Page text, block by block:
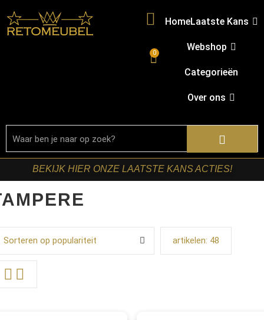
0
HomeLaatste Kans
Webshop
Categorieën
Over ons
BEKIJK HIER ONZE LAATSTE KANS ACTIES!
Sorteren op populariteit artikelen: 48